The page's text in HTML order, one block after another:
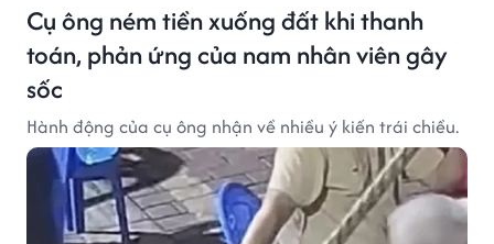
Cụ ông ném tiền xuống đất khi thanh
toán, phản ứng của nam nhân viên gây
sốc
Hành động của cụ ông nhận về nhiều ý kiến trái chiều.